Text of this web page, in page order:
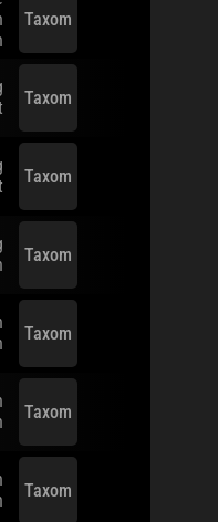
Taxom
Taxom
Taxom
Taxom
Taxom
Taxom
Taxom